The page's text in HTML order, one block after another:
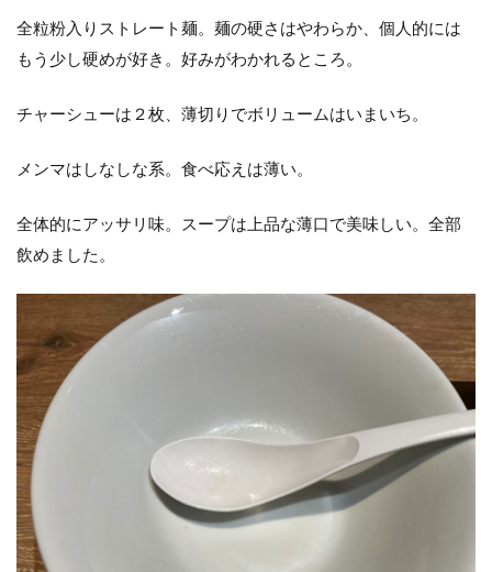
全粒粉入りストレート麺。麺の硬さはやわらか、個人的には
もう少し硬めが好き。好みがわかれるところ。
チャーシューは２枚、薄切りでボリュームはいまいち。
メンマはしなしな系。食べ応えは薄い。
全体的にアッサリ味。スープは上品な薄口で美味しい。全部
飲めました。